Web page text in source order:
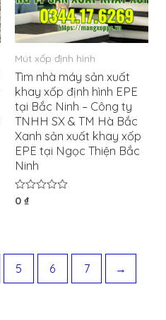
Mút xốp định hình
Tìm nhà máy sản xuất
khay xốp định hình EPE
tại Bắc Ninh – Công ty
TNHH SX & TM Hà Bắc
Xanh sản xuất khay xốp
EPE tại Ngọc Thiện Bắc
Ninh
Được
0 ₫
5 6 7 →